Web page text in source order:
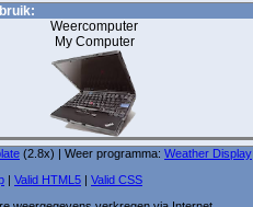
Weercomputer
My Computer
(2.8x) | Weer programma: Weather Display
| Valid HTML5 | Valid CSS